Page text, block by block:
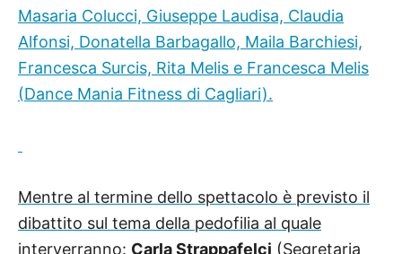
Masaria Colucci, Giuseppe Laudisa, Claudia
Alfonsi, Donatella Barbagallo, Maila Barchiesi,
Francesca Surcis, Rita Melis e Francesca Melis
(Dance Mania Fitness di Cagliari).
Mentre al termine dello spettacolo è previsto il
dibattito sul tema della pedofilia al quale
interverranno: Carla Strappafelci (Segretaria